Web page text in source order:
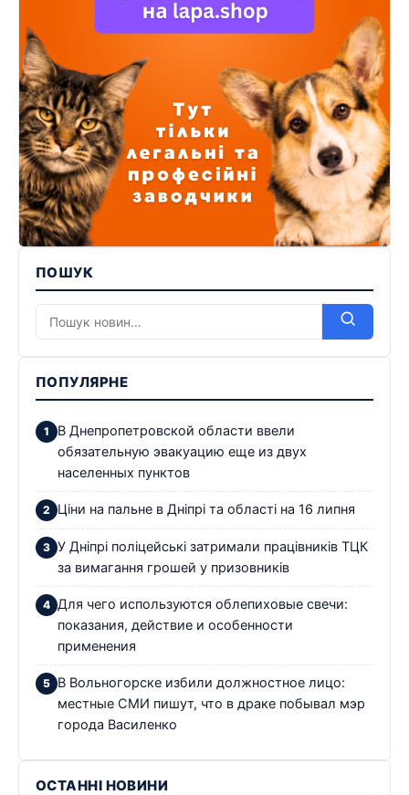
ПОШУК
ПОПУЛЯРНЕ
В Днепропетровской области ввели
обязательную эвакуацию еще из двух
населенных пунктов
Ціни на пальне в Дніпрі та області на 16 липня
У Дніпрі поліцейські затримали працівників ТЦК
за вимагання грошей у призовників
Для чего используются облепиховые свечи:
показания, действие и особенности
применения
В Вольногорске избили должностное лицо:
местные СМИ пишут, что в драке побывал мэр
города Василенко
ОСТАННІ НОВИНИ